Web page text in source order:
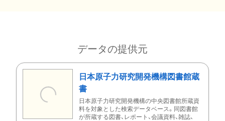
データの提供元
日本原子力研究開発機構図書館蔵
書
日本原子力研究開発機構の中央図書館所蔵資
料を対象とした検索データベース。同図書館
が所蔵する図書、レポート、会議資料、雑誌、